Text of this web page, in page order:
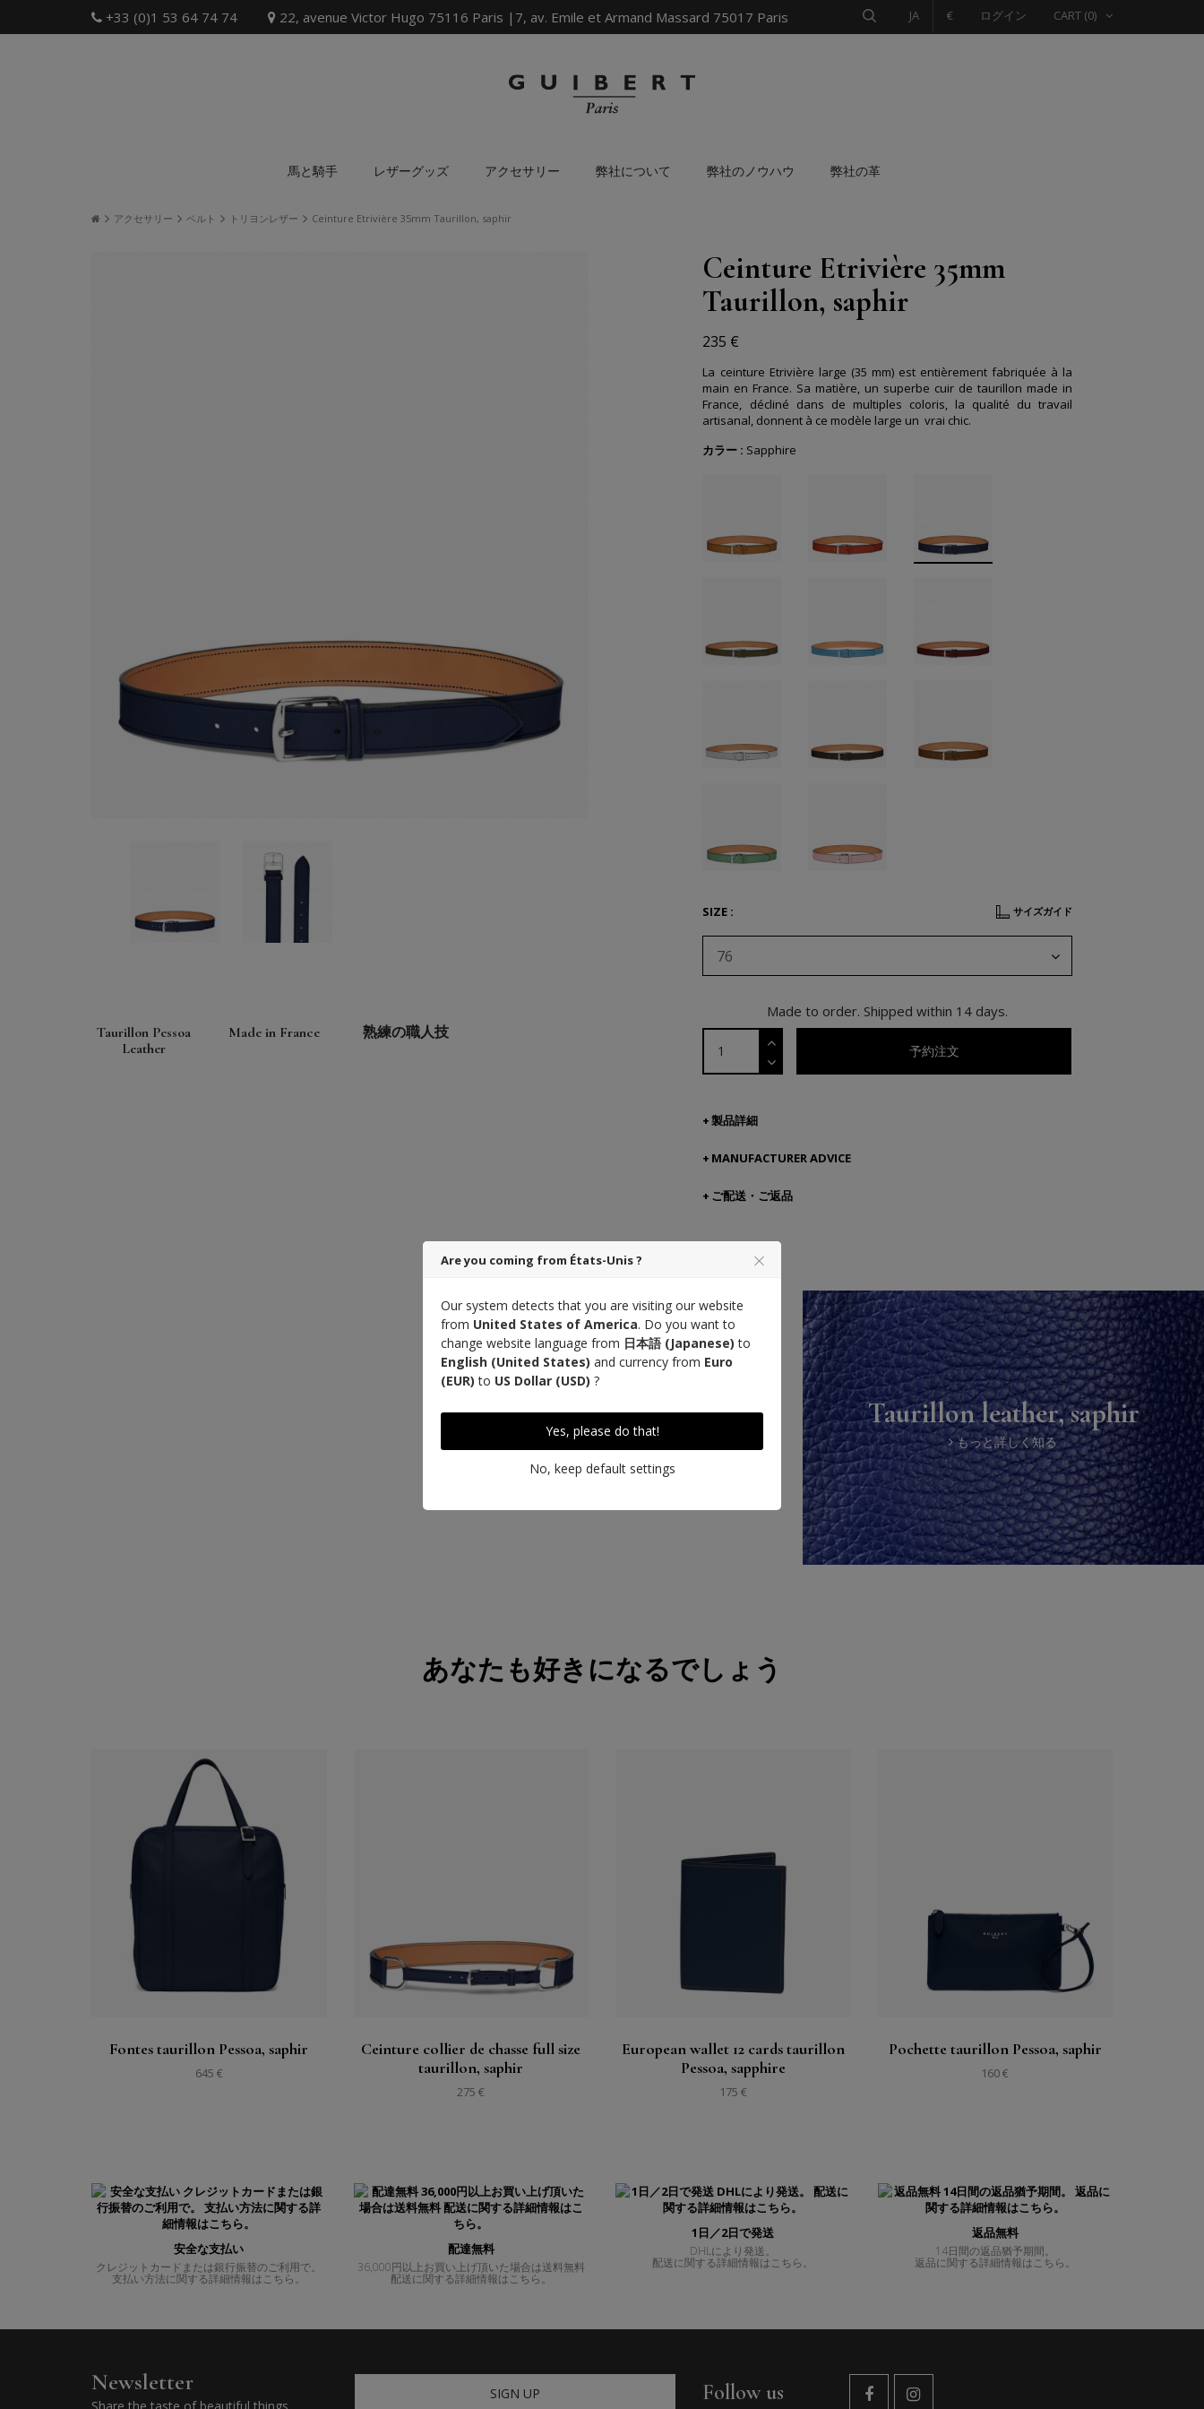
+33 (0)1 53 64 74 74 22, avenue Victor Hugo 75116 Paris |7, av. Emile et Armand Massard 75017 Paris CART (0)
ログイン
€
JA
馬と騎手 レザーグッズ アクセサリー 弊社について 弊社のノウハウ 弊社の革
アクセサリー ベルト トリヨンレザー Ceinture Etrivière 35mm Taurillon, saphir
Taurillon Pessoa
Leather
Made in France 熟練の職人技
Ceinture Etrivière 35mm
Taurillon, saphir
235 €
La ceinture Etrivière large (35 mm) est entièrement fabriquée à la
main en France. Sa matière, un superbe cuir de taurillon made in
France, décliné dans de multiples coloris, la qualité du travail
artisanal, donnent à ce modèle large un vrai chic.
カラー : Sapphire
SIZE : サイズガイド
76
Made to order. Shipped within 14 days.
予約注文
製品詳細
MANUFACTURER ADVICE
ご配送・ご返品
Taurillon leather, saphir
もっと詳しく知る
あなたも好きになるでしょう
Fontes taurillon Pessoa, saphir
645 €
Ceinture collier de chasse full size
taurillon, saphir
275 €
購入する
European wallet 12 cards taurillon
Pessoa, sapphire
175 €
Pochette taurillon Pessoa, saphir
160 €
安全な支払い
クレジットカードまたは銀行振替のご利用で。
支払い方法に関する詳細情報はこちら。
配達無料
36,000円以上お買い上げ頂いた場合は送料無料
配送に関する詳細情報はこちら。
1日／2日で発送
DHLにより発送。
配送に関する詳細情報はこちら。
返品無料
14日間の返品猶予期間。
返品に関する詳細情報はこちら。
Newsletter SIGN UP Follow us
Are you coming from États-Unis ?
Our system detects that you are visiting our website
from United States of America. Do you want to
change website language from 日本語 (Japanese) to
English (United States) and currency from Euro
(EUR) to US Dollar (USD) ?
Yes, please do that!
No, keep default settings